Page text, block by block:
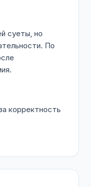
суеты, но
По
корректность